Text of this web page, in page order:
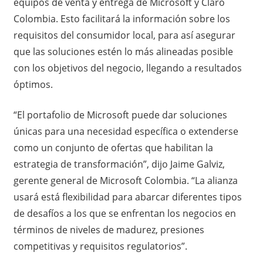
Colombia. Esto facilitará la información sobre los
requisitos del consumidor local, para así asegurar
que las soluciones estén lo más alineadas posible
con los objetivos del negocio, llegando a resultados
óptimos.
“El portafolio de Microsoft puede dar soluciones
únicas para una necesidad específica o extenderse
como un conjunto de ofertas que habilitan la
estrategia de transformación”, dijo Jaime Galviz,
gerente general de Microsoft Colombia. “La alianza
usará está flexibilidad para abarcar diferentes tipos
de desafíos a los que se enfrentan los negocios en
términos de niveles de madurez, presiones
competitivas y requisitos regulatorios”.